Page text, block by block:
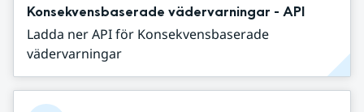
Konsekvensbaserade vädervarningar - API
Ladda ner API för Konsekvensbaserade
vädervarningar